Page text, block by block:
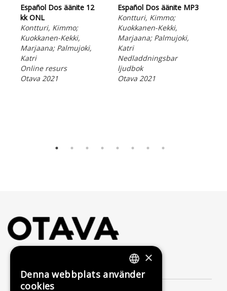
Español Dos äänite 12
kk ONL
Kontturi, Kimmo;
Kuokkanen-Kekki,
Marjaana; Palmujoki,
Katri
Online resurs
Otava 2021
Español Dos äänite MP3
Kontturi, Kimmo;
Kuokkanen-Kekki,
Marjaana; Palmujoki,
Katri
Nedladdningsbar
ljudbok
Otava 2021
Kontakta oss
FINNISH
×
Denna webbplats använder
cookies